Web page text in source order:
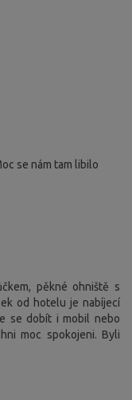
se nám tam libilo
pěkné ohniště s
od hotelu je nabíjecí
se dobít i mobil nebo
moc spokojeni. Byli